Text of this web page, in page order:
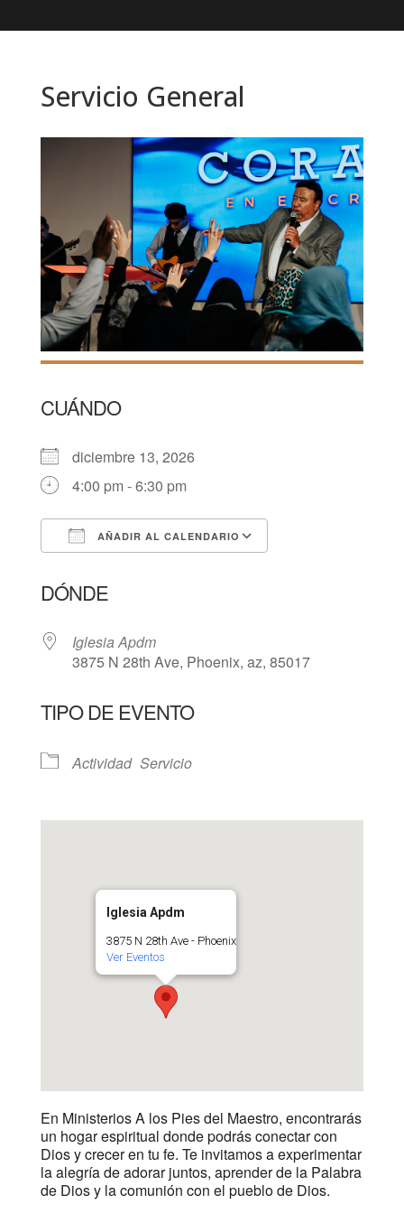
Servicio General
CUÁNDO
diciembre 13, 2026
4:00 pm - 6:30 pm
AÑADIR AL CALENDARIO
DÓNDE
Iglesia Apdm
3875 N 28th Ave, Phoenix, az, 85017
TIPO DE EVENTO
Actividad Servicio
Iglesia Apdm
3875 N 28th Ave - Phoenix
Ver Eventos
En Ministerios A los Pies del Maestro, encontrarás
un hogar espiritual donde podrás conectar con
Dios y crecer en tu fe. Te invitamos a experimentar
la alegría de adorar juntos, aprender de la Palabra
de Dios y la comunión con el pueblo de Dios.